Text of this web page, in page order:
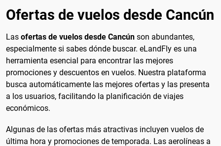
Ofertas de vuelos desde Cancún
Las ofertas de vuelos desde Cancún son abundantes,
especialmente si sabes dónde buscar. eLandFly es una
herramienta esencial para encontrar las mejores
promociones y descuentos en vuelos. Nuestra plataforma
busca automáticamente las mejores ofertas y las presenta
a los usuarios, facilitando la planificación de viajes
económicos.
Algunas de las ofertas más atractivas incluyen vuelos de
última hora y promociones de temporada. Las aerolíneas a